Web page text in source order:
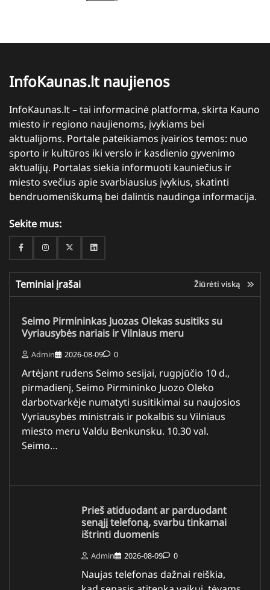
InfoKaunas.lt naujienos
InfoKaunas.lt – tai informacinė platforma, skirta Kauno
miesto ir regiono naujienoms, įvykiams bei
aktualijoms. Portale pateikiamos įvairios temos: nuo
sporto ir kultūros iki verslo ir kasdienio gyvenimo
aktualijų. Portalas siekia informuoti kauniečius ir
miesto svečius apie svarbiausius įvykius, skatinti
bendruomeniškumą bei dalintis naudinga informacija.
Sekite mus:
FacebookInstagramTwitterLinkedin
Teminiai įrašai Žiūrėti viską
Seimo Pirmininkas Juozas Olekas susitiks su
Vyriausybės nariais ir Vilniaus meru
Admin 2026-08-09 0
Artėjant rudens Seimo sesijai, rugpjūčio 10 d.,
pirmadienį, Seimo Pirmininko Juozo Oleko
darbotvarkėje numatyti susitikimai su naujosios
Vyriausybės ministrais ir pokalbis su Vilniaus
miesto meru Valdu Benkunsku. 10.30 val.
Seimo…
Prieš atiduodant ar parduodant
senąjį telefoną, svarbu tinkamai
ištrinti duomenis
Admin 2026-08-09 0
Naujas telefonas dažnai reiškia,